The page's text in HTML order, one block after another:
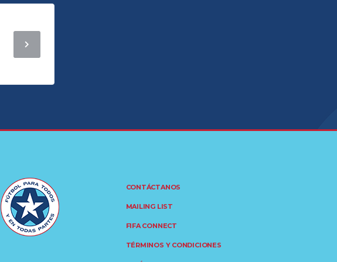
CONTÁCTANOS
MAILING LIST
FIFA CONNECT
TÉRMINOS Y CONDICIONES